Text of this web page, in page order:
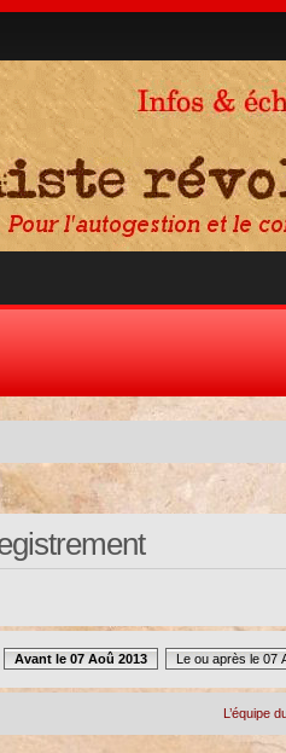
Avant le 07 Aoû 2013 Le ou après le 07
L’équipe